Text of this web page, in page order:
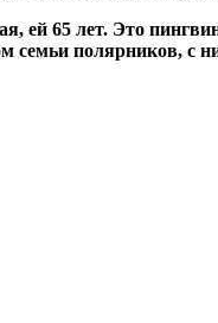
ей 65 лет. Это
семьи полярников, с